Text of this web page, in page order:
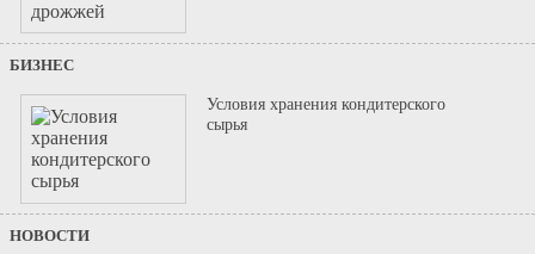
БИЗНЕС
Условия хранения кондитерского
сырья
НОВОСТИ